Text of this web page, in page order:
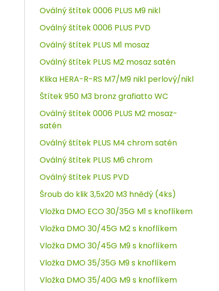
Oválný štítek 0006 PLUS M9 nikl
Oválný štítek 0006 PLUS PVD
Oválný štítek PLUS M1 mosaz
Oválný štítek PLUS M2 mosaz satén
Klika HERA-R-RS M7/M9 nikl perlový/nikl
Štítek 950 M3 bronz grafiatto WC
Oválný štítek 0006 PLUS M2 mosaz-
satén
Oválný štítek PLUS M4 chrom satén
Oválný štítek PLUS M6 chrom
Oválný štítek PLUS PVD
Šroub do klik 3,5x20 M3 hnědý (4ks)
Vložka DMO ECO 30/35G M1 s knoflíkem
Vložka DMO 30/45G M2 s knoflíkem
Vložka DMO 30/45G M9 s knoflíkem
Vložka DMO 35/35G M9 s knoflíkem
Vložka DMO 35/40G M9 s knoflíkem